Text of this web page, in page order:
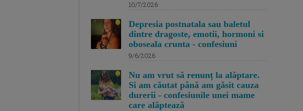
10/7/2026
Depresia postnatala sau baletul
dintre dragoste, emotii, hormoni si
oboseala crunta - confesiuni
9/6/2026
Nu am vrut să renunț la alăptare.
Si am căutat până am găsit cauza
durerii - confesiunile unei mame
care alăptează